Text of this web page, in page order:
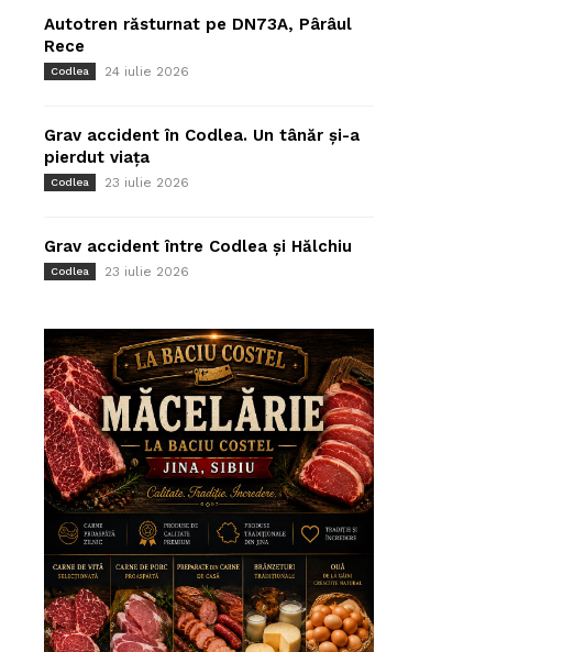
Autotren răsturnat pe DN73A, Pârâul
Rece
Codlea 24 iulie 2026
Grav accident în Codlea. Un tânăr și-a
pierdut viața
Codlea 23 iulie 2026
Grav accident între Codlea și Hălchiu
Codlea 23 iulie 2026